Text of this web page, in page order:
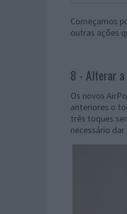
Começamos
outras ações
8 - Alterar a
Os novos
anteriores o
três toques
necessário